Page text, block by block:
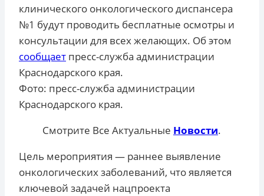
клинического онкологического диспансера
№1 будут проводить бесплатные осмотры и
консультации для всех желающих. Об этом
сообщает пресс-служба администрации
Краснодарского края.
Фото: пресс-служба администрации
Краснодарского края.
Смотрите Все Актуальные Новости.
Цель мероприятия — раннее выявление
онкологических заболеваний, что является
ключевой задачей нацпроекта